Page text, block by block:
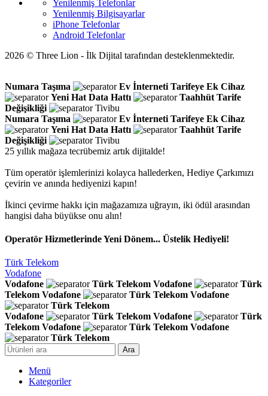
Yenilenmiş Telefonlar
Yenilenmiş Bilgisayarlar
iPhone Telefonlar
Android Telefonlar
2026 © Three Lion - İlk Dijital tarafından desteklenmektedir.
Numara Taşıma Ev İnterneti Tarifeye Ek Cihaz
Yeni Hat Data Hattı Taahhüt Tarife
Değişikliği
Tivibu
Numara Taşıma
Ev İnterneti Tarifeye Ek Cihaz
Yeni Hat Data Hattı Taahhüt Tarife
Değişikliği
Tivibu
25 yıllık mağaza tecrübemiz artık dijitalde!
Tüm operatör işlemlerinizi kolayca hallederken, Hediye Çarkımızı
çevirin ve anında hediyenizi kapın!
İkinci çevirme hakkı için mağazamıza uğrayın, iki ödül arasından
hangisi daha büyükse onu alın!
Operatör Hizmetlerinde Yeni Dönem... Üstelik Hediyeli!
Türk Telekom
Vodafone
Vodafone
Türk Telekom Vodafone
Türk
Telekom Vodafone Türk Telekom Vodafone
Türk Telekom
Vodafone
Türk Telekom Vodafone
Türk
Telekom Vodafone Türk Telekom Vodafone
Türk Telekom
Ara
Menü
Kategoriler